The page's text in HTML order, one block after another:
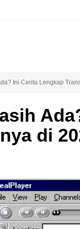
Ini Cerita Lengkap
di